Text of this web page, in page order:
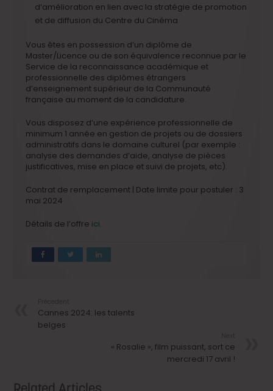
d’amélioration en lien avec la stratégie de promotion
et de diffusion du Centre du Cinéma
Vous êtes en possession d’un diplôme de
Master/Licence ou de son équivalence reconnue par le
Service de la reconnaissance académique et
professionnelle des diplômes étrangers
d’enseignement supérieur de la Communauté
française au moment de la candidature.
Vous disposez d’une expérience professionnelle de
minimum 1 année en gestion de projets ou de dossiers
administratifs dans le domaine culturel (par exemple :
analyse des demandes d’aide, analyse de pièces
justificatives, mise en place et suivi de projets, etc).
Contrat de remplacement | Date limite pour postuler : 3
mai 2024
Détails de l’offre ici.
Cannes 2024: les talents
belges
« Rosalie », film puissant, sort ce
mercredi 17 avril !